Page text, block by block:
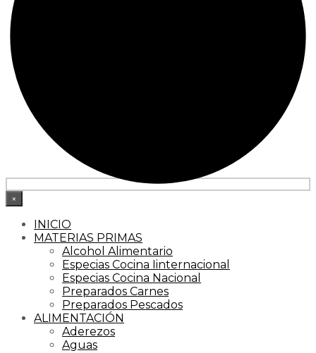
×
INICIO
MATERIAS PRIMAS
Alcohol Alimentario
Especias Cocina Iinternacional
Especias Cocina Nacional
Preparados Carnes
Preparados Pescados
ALIMENTACIÓN
Aderezos
Aguas